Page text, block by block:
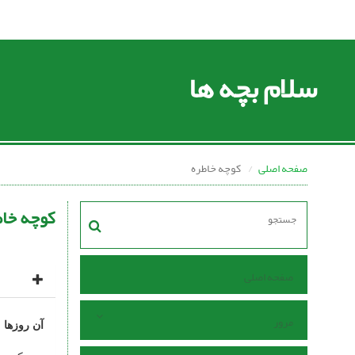
سلام بچه ها
صفحه اصلی کوچه خاطره
صفحه اصلی
مرور
کوچه
آن روزها